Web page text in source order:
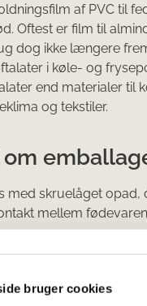
bruger cookies
af PVC til
Oftest er film til
dog ikke længere
ftalater i køle- og
end materialer til
og tekstiler.
med skruelåget opad,
mellem
fulgte med glasset
på